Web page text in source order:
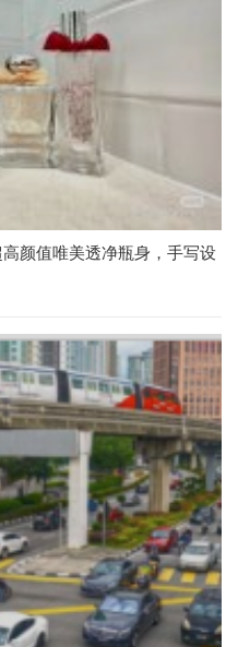
颜值唯美透净瓶身，手写设